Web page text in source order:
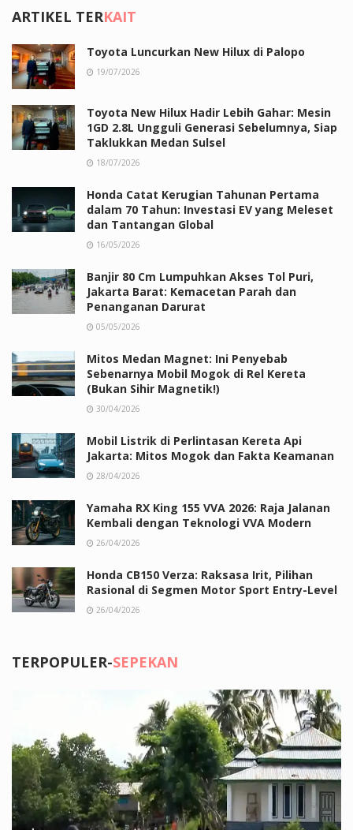
ARTIKEL TERKAIT
Toyota Luncurkan New Hilux di Palopo
19/07/2026
Toyota New Hilux Hadir Lebih Gahar: Mesin
1GD 2.8L Ungguli Generasi Sebelumnya, Siap
Taklukkan Medan Sulsel
18/07/2026
Honda Catat Kerugian Tahunan Pertama
dalam 70 Tahun: Investasi EV yang Meleset
dan Tantangan Global
16/05/2026
Banjir 80 Cm Lumpuhkan Akses Tol Puri,
Jakarta Barat: Kemacetan Parah dan
Penanganan Darurat
05/05/2026
Mitos Medan Magnet: Ini Penyebab
Sebenarnya Mobil Mogok di Rel Kereta
(Bukan Sihir Magnetik!)
30/04/2026
Mobil Listrik di Perlintasan Kereta Api
Jakarta: Mitos Mogok dan Fakta Keamanan
28/04/2026
Yamaha RX King 155 VVA 2026: Raja Jalanan
Kembali dengan Teknologi VVA Modern
26/04/2026
Honda CB150 Verza: Raksasa Irit, Pilihan
Rasional di Segmen Motor Sport Entry-Level
26/04/2026
TERPOPULER-SEPEKAN